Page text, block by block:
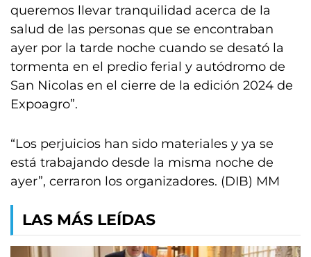
queremos llevar tranquilidad acerca de la
salud de las personas que se encontraban
ayer por la tarde noche cuando se desató la
tormenta en el predio ferial y autódromo de
San Nicolas en el cierre de la edición 2024 de
Expoagro”.
“Los perjuicios han sido materiales y ya se
está trabajando desde la misma noche de
ayer”, cerraron los organizadores. (DIB) MM
LAS MÁS LEÍDAS